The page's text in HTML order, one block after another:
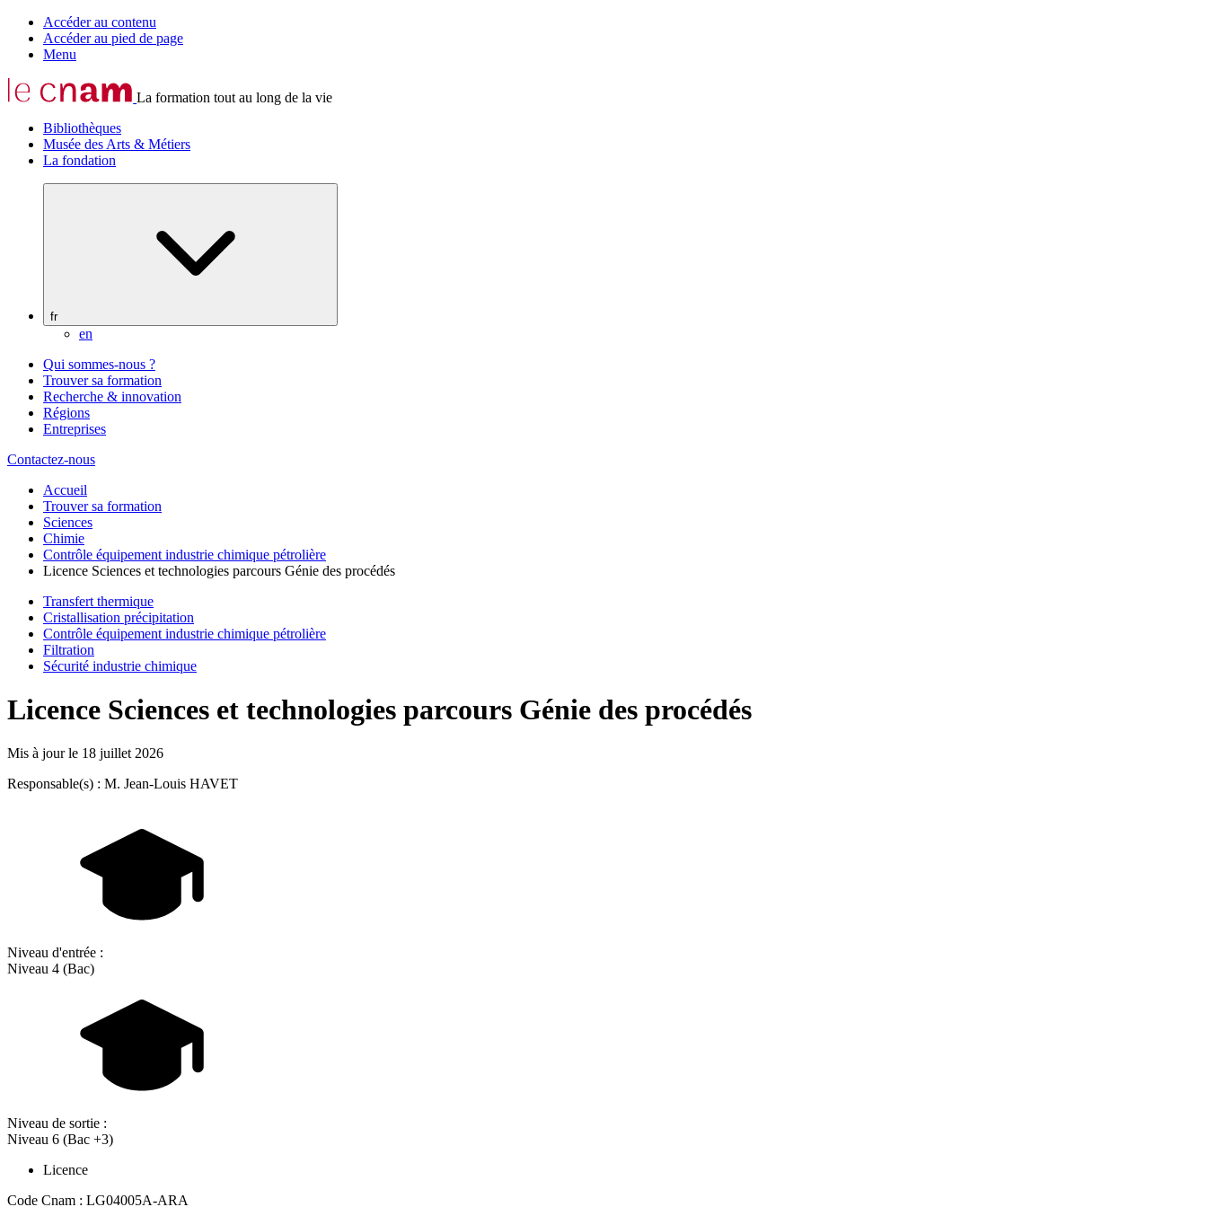
Accéder au contenu
Accéder au pied de page
Menu
La formation tout au long de la vie
Bibliothèques
Musée des Arts & Métiers
La fondation
fr
en
Qui sommes-nous ?
Trouver sa formation
Recherche & innovation
Régions
Entreprises
Contactez-nous
Accueil
Trouver sa formation
Sciences
Chimie
Contrôle équipement industrie chimique pétrolière
Licence Sciences et technologies parcours Génie des procédés
Transfert thermique
Cristallisation précipitation
Contrôle équipement industrie chimique pétrolière
Filtration
Sécurité industrie chimique
Licence Sciences et technologies parcours Génie des procédés
Mis à jour le 18 juillet 2026
Responsable(s) : M. Jean-Louis HAVET
Niveau d'entrée :
Niveau 4 (Bac)
Niveau de sortie :
Niveau 6 (Bac +3)
Licence
Code Cnam : LG04005A-ARA